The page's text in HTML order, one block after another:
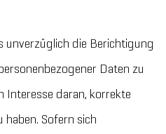
unverzüglich die Berichtigung
Daten zu
Interesse daran, korrekte
haben. Sofern sich